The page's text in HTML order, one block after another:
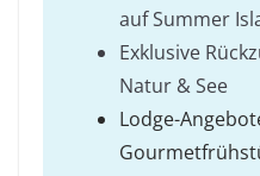
auf Summer
Exklusive
Natur & See
Lodge-